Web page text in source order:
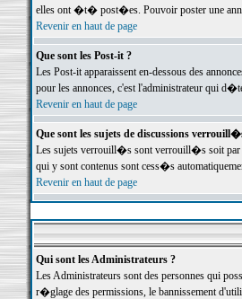
elles ont �t� post�es. Pouvoir poster une
Revenir en haut de page
Que sont les Post-it ?
Les Post-it apparaissent en-dessous des
pour les annonces, c'est l'administrateur qui
Revenir en haut de page
Que sont les sujets de discussions
Les sujets verrouill�s sont verrouill�s soit par
qui y sont contenus sont cess�s
Revenir en haut de page
Qui sont les Administrateurs ?
Les Administrateurs sont des personnes qui
r�glage des permissions, le bannissement